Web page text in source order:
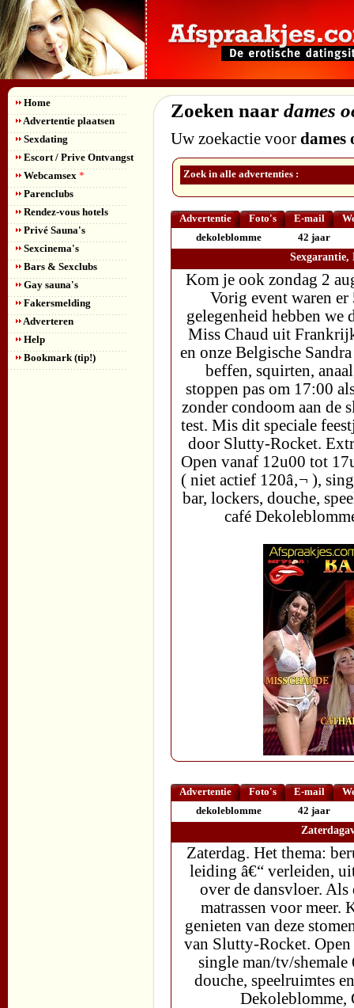
Home
Advertentie plaatsen
Sexdating
Escort / Prive Ontvangst
Webcamsex *
Parenclubs
Rendez-vous hotels
Privé Sauna's
Sexcinema's
Bars & Sexclubs
Gay sauna's
Fakersmelding
Adverteren
Help
Bookmark (tip!)
Zoeken naar dames
Uw zoekactie voor dames
Zoek in alle advertenties :
Advertentie Foto's E-mail
dekoleblomme
42 jaar
Sexgarantie,
Kom je ook zondag 2
Vorig event waren er
gelegenheid hebben we
Miss Chaud uit
en onze Belgische
beffen, squirten,
stoppen pas om 17:00
zonder condoom aan de
test. Mis dit speciale
door Slutty-Rocket.
Open vanaf 12u00 tot
( niet actief 120â‚¬ ),
bar, lockers, douche,
café
Advertentie Foto's E-mail
dekoleblomme
42 jaar
Zaterdag. Het thema:
leiding â€“ verleiden,
over de dansvloer.
matrassen voor meer.
genieten van deze
van Slutty-Rocket.
single man/tv/shemale
douche, speelruimtes
Dekoleblomme,